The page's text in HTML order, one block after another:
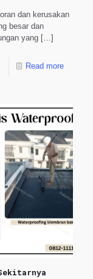
dan kerusakan
besar dan
yang […]
Read more